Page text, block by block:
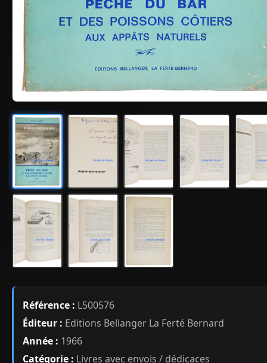
Référence : L500576
Éditeur : Editions Bellanger La Ferté Bernard
Année : 1966
Catégorie : Livres avec envois / dédicaces